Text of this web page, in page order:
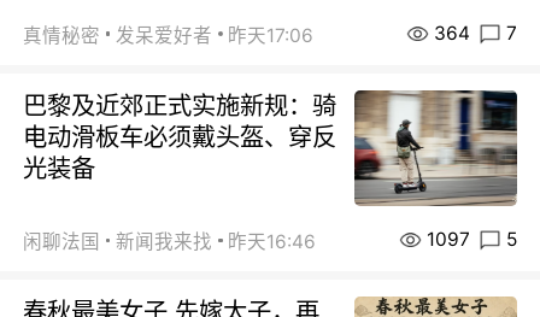
真情秘密 发呆爱好者 昨天17:06 364 7
巴黎及近郊正式实施新规：骑
电动滑板车必须戴头盔、穿反
光装备
闲聊法国 新闻我来找 昨天16:46 1097 5